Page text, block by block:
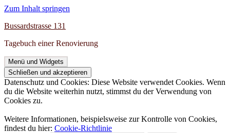
Zum Inhalt springen
Bussardstrasse 131
Tagebuch einer Renovierung
Menü und Widgets
Datenschutz und Cookies: Diese Website verwendet Cookies. Wenn
du die Website weiterhin nutzt, stimmst du der Verwendung von
Cookies zu.
Weitere Informationen, beispielsweise zur Kontrolle von Cookies,
findest du hier: Cookie-Richtlinie